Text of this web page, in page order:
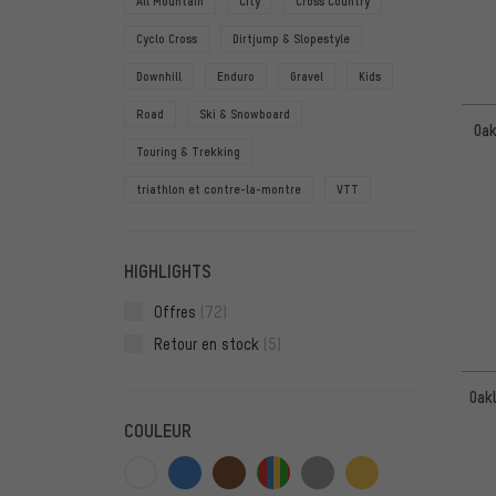
Cyclo Cross Dirtjump & Slopestyle
Downhill Enduro Gravel Kids
Road Ski & Snowboard
Touring & Trekking
triathlon et contre-la-montre VTT
HIGHLIGHTS
Offres (72)
Retour en stock (5)
COULEUR